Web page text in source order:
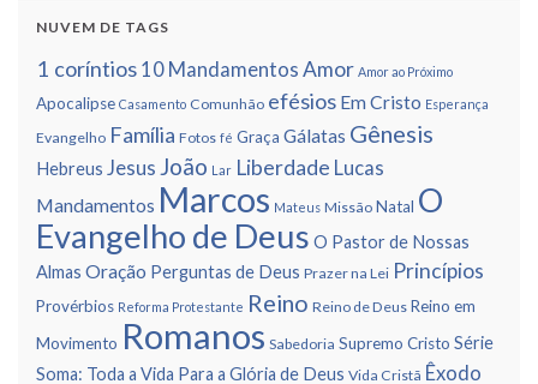
NUVEM DE TAGS
1 corí­ntios 10 Mandamentos Amor Amor ao Próximo
Apocalipse Casamento Comunhão efésios Em Cristo Esperança
Evangelho Famí­lia Fotos fé Graça Gálatas Gênesis
Hebreus Jesus João Lar Liberdade Lucas
Mandamentos Marcos Mateus Missão Natal O
Evangelho de Deus O Pastor de Nossas
Almas Oração Perguntas de Deus Prazer na Lei Princí­pios
Provérbios Reforma Protestante Reino Reino de Deus Reino em
Movimento Romanos Sabedoria Supremo Cristo Série
Soma: Toda a Vida Para a Glória de Deus Vida Cristã Êxodo